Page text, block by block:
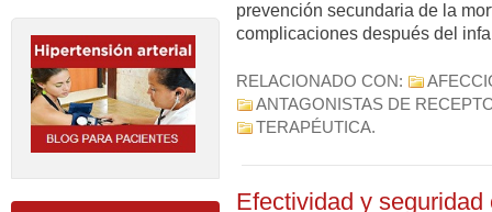
prevención secundaria de la
complicaciones después del
RELACIONADO CON:
ANTAGONISTAS DE
TERAPÉUTICA.
Efectividad y seguridad